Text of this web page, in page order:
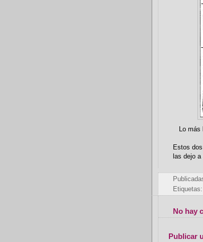
Lo más
Estos
las dejo
Etiquetas:
No hay
Publicar